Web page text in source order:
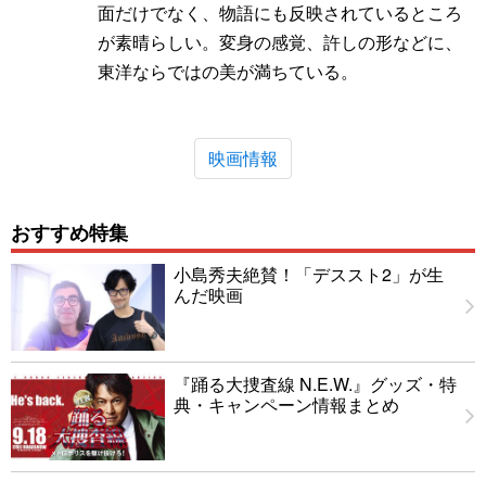
面だけでなく、物語にも反映されているところ
が素晴らしい。変身の感覚、許しの形などに、
東洋ならではの美が満ちている。
映画情報
おすすめ特集
小島秀夫絶賛！「デススト2」が生
んだ映画
『踊る大捜査線 N.E.W.』グッズ・特
典・キャンペーン情報まとめ